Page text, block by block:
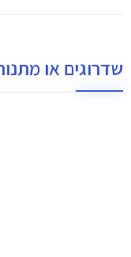
שדרוגים או